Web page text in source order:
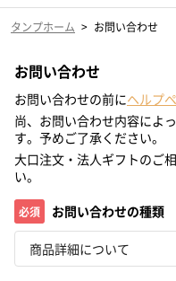
タンプホーム > お問い合わせ
お問い合わせ
お問い合わせの前にヘルプ
尚、お問い合わせ内容によ
す。予めご了承ください。
大口注文・法人ギフトのご
い。
必須 お問い合わせの種類